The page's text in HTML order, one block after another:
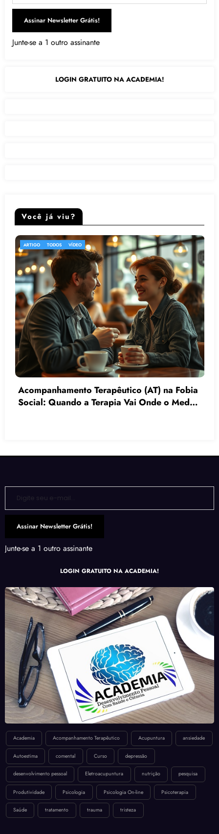
Assinar Newsletter Grátis!
Junte-se a 1 outro assinante
LOGIN GRATUITO NA ACADEMIA!
Você já viu?
ARTIGO PATOLOGIA PSICOLOGIA TODOS VÍDEO
Como o Acompanhamento Terapêutico
Ajuda Idosos com Alzheimer, Parkinson e
Digite seu e-mail…
Assinar Newsletter Grátis!
Junte-se a 1 outro assinante
LOGIN GRATUITO NA ACADEMIA!
Academia Acompanhamento Terapêutico Acupuntura ansiedade
Autoestima comental Curso depressão
desenvolvimento pessoal Eletroacupuntura nutrição pesquisa
Produtividade Psicologia Psicologia On-line Psicoterapia
Saúde tratamento trauma tristeza